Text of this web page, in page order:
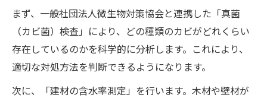
まず、一般社団法人微生物対策協会と連携した「真菌
（カビ菌）検査」により、どの種類のカビがどれくらい
存在しているのかを科学的に分析します。これにより、
適切な対処方法を判断できるようになります。
次に、「建材の含水率測定」を行います。木材や壁材が